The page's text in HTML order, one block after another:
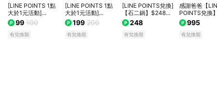
[LINE POINTS 1點
大於1元活動]
【foodpanda】優惠
碼 100元好禮即享券
(輸入序號後即可取
99 100
有兌換期
[LINE POINTS 1點
大於1元活動]
【foodpanda】優惠
碼 200元好禮即享
券(輸入序號後即可
199 200
有兌換期
[LINE POINTS兌換]
【石二鍋】$248套
餐好禮即享券
248
有兌換期
感謝爸爸【
POINTS兌換
PChome 24h
電子禮券
樂券
995
有兌換期